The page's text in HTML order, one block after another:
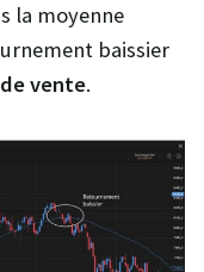
la moyenne
baissier
vente.